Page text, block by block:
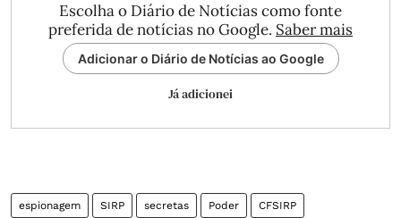
Escolha o Diário de Notícias como fonte
preferida de notícias no Google. Saber mais
Adicionar o Diário de Notícias ao Google
Já adicionei
espionagem SIRP secretas Poder CFSIRP